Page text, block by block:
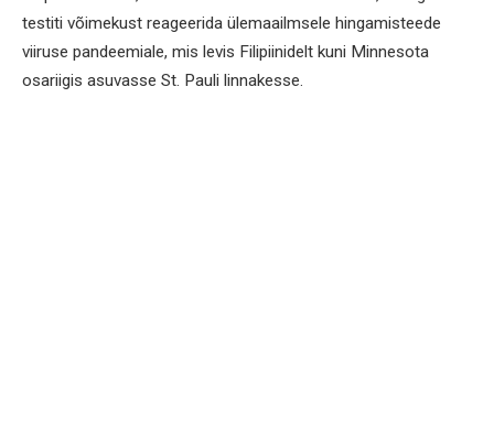
testiti võimekust reageerida ülemaailmsele hingamisteede
viiruse pandeemiale, mis levis Filipiinidelt kuni Minnesota
osariigis asuvasse St. Pauli linnakesse.